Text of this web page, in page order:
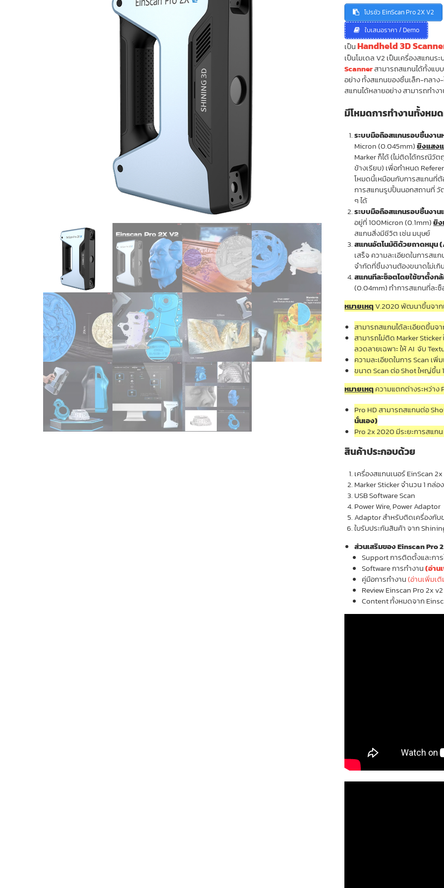
was:
209,000.00 ฿.
is:
โปรชัว EinScan Pro 2X V2
ใบเสนอราคา / Demo
เป็นHandheld 3D
เป็นโมเดล V2 เป็นเครื่องสแกนร
Scannerสามารถสแกนได้ทั้งแบ
อย่าง ทั้งสแกนของชิ้นเล็ก-กลา
สแกนได้หลายอย่าง สามารถทำง
มีโหมดการทำงานทั้งห
ระบบมือถือสแกนรอบชิ้นงาน
Micron (0.045mm)ยิงแสง
Marker ก็ได้ (ไม่ติดได้กรณีวั
ข้างเรียบ) เพื่อกำหนด
โหมดนี้เหมือนกับการสแกนที่
การสแกนรูปปั้นนอกสถานที่ วั
ๆ ได้
ระบบมือถือสแกนรอบชิ้นงาน
อยู่ที่ 100Micron (0.1mm)ยิง
สแกนสิ่งมีชีวิต เช่น มนุษย์
สแกนอัตโนมัติด้วยถาดหมุน
เสร็จ ความละเอียดในการส
จำกัดที่ชิ้นงานต้องขนาดไม่เกิ
สแกนทีละช็อตโดยใช้ขาตั้งก
(0.04mm) ทำการสแกนที่ละ
หมายเหตุV.2020 พัฒนาขึ้นจาก
สามารถสแกนได้ละเอียดขึ้นจ
สามารถไม่ติด Marker
ลวดลายเฉพาะ ให้ AI จับ
ความละเอียดในการ Scan
ขนาด Scan ต่อ Shot ใหญ่ขึ้น
หมายเหตุความแตกต่างระหว่าง
Pro HD สามารถสแกนต่อ
นั่นเอง)
Pro 2x 2020 มีระยะการสแก
สินค้าประกอบด้วย
เครื่องสแกนเนอร์ EinScan
Marker Sticker จำนวน 1 กล่อง
USB Software Scan
Power Wire, Power Adaptor
Adaptor สำหรับติดเครื่องกับ
ใบรับประกันสินค้า จาก
ส่วนเสริมของ Einscan Pro
Support การติดตั้งและกา
Software การทำงาน(อ่าน
คู่มือการทำงาน(อ่านเพิ่มเ
Review Einscan Pro 2x
Content ทั้งหมดจาก